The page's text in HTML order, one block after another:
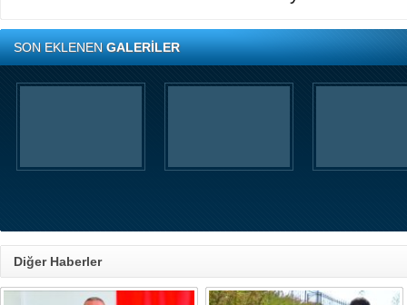
SON EKLENENGALERİLER
Diğer Haberler
olan, tam bir çevre ve doğa